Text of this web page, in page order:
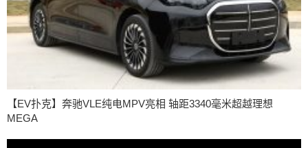
【EV扑克】奔驰VLE纯电MPV亮相 轴距3340毫米超越理想
MEGA